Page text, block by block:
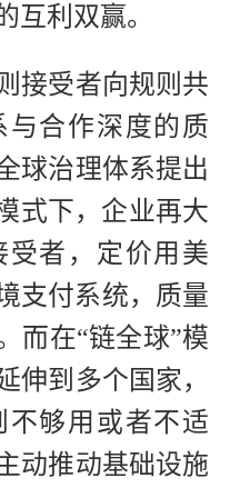
互利双赢。
接受者向规则共
合作深度的质
球治理体系提出
式下，企业再大
者，定价用美
支付系统，质量
而在“链全球”模
伸到多个国家，
够用或者不适
动推动基础设施